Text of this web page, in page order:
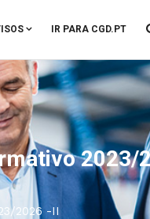
IR PARA CGD.PT
2023/
2026 -II